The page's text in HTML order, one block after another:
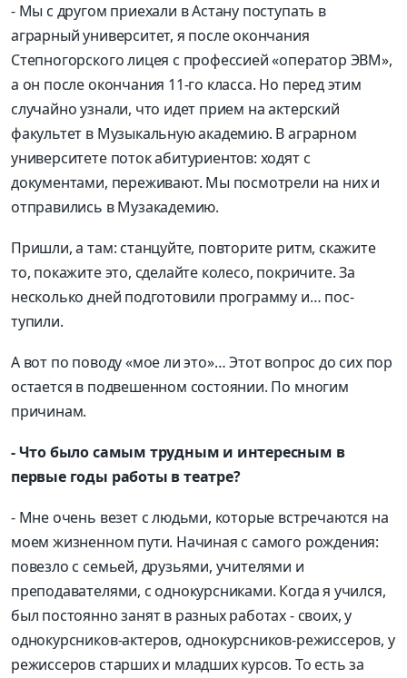
- Мы с другом приехали в Астану поступать в
аграрный университет, я после окончания
Степногорского лицея с профессией «оператор ЭВМ»,
а он после окончания 11-го класса. Но перед этим
случайно узнали, что идет прием на актерский
факультет в Музыкальную академию. В аграрном
университете поток абитуриентов: ходят с
документами, переживают. Мы посмотрели на них и
отправились в Музакадемию.
Пришли, а там: станцуйте, повторите ритм, скажите
то, покажите это, сделайте колесо, покричите. За
несколько дней подготовили программу и… пос­
тупили.
А вот по поводу «мое ли это»… Этот вопрос до сих пор
остается в подвешенном состоянии. По многим
причинам.
- Что было самым трудным и интересным в
первые годы работы в театре?
- Мне очень везет с людьми, которые встречаются на
моем жизненном пути. Начиная с самого рождения:
повезло с семьей, друзьями, учителями и
преподавателями, с однокурсниками. Когда я учился,
был постоянно занят в разных работах - своих, у
однокурсников-актеров, однокурсников-режиссеров, у
режиссеров старших и младших курсов. То есть за